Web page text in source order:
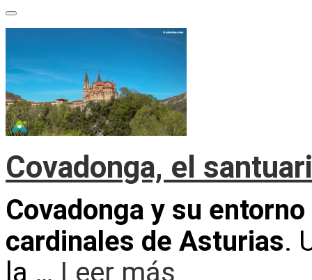
Covadonga, el
Covadonga y su
cardinales de Asturias.
la … Leer más